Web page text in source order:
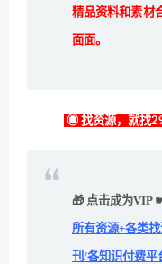
精品资料和素材
面面。
◉ 找资源，就找
🎁 点击成为VIP
所有资源+各类
刊/各知识付费平